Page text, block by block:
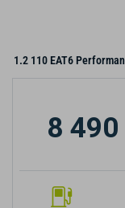
1.2 110 EAT6
8